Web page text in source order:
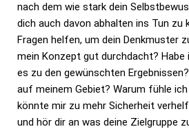
nach dem wie stark dein
dich auch davon abhalten ins Tun zu
Fragen helfen, um dein Denkmuster
mein Konzept gut durchdacht?
es zu den gewünschten
auf meinem Gebiet? Warum fühle
könnte mir zu mehr Sicherheit
und hör dir an was deine Zielgruppe